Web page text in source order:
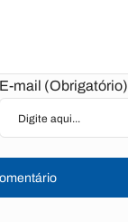
E-mail (Obrigatório)